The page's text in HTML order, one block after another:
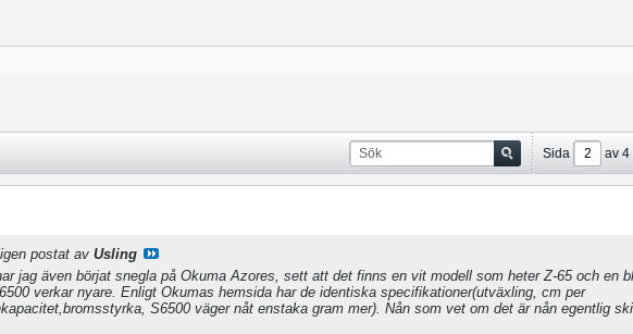
Sida av 4
postat av Usling
jag även börjat snegla på Okuma Azores, sett att det finns en vit modell som heter Z-65 och en
verkar nyare. Enligt Okumas hemsida har de identiska specifikationer(utväxling, cm per
S6500 väger nåt enstaka gram mer). Nån som vet om det är nån egentlig